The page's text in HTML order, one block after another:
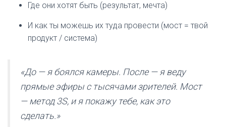
Где они хотят быть (результат, мечта)
И как ты можешь их туда провести (мост = твой
продукт / система)
«До — я боялся камеры. После — я веду
прямые эфиры с тысячами зрителей. Мост
— метод 3S, и я покажу тебе, как это
сделать.»